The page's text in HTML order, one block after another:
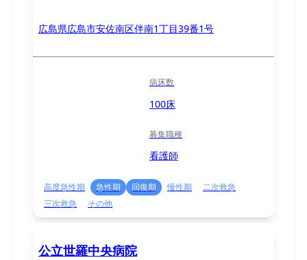
広島県広島市安佐南区伴南1丁目39番1号
病床数
100床
募集職種
看護師
高度急性期 急性期 回復期 慢性期
二次救急
三次救急
その他
公立世羅中央病院